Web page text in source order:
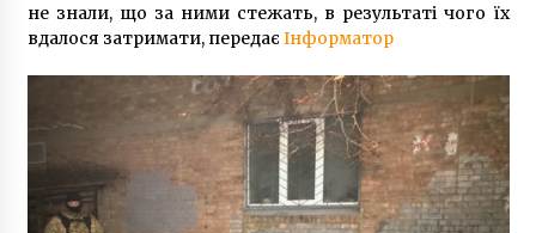
У Києві суд виправдав догхантера Святогора
5 років ago
В центрі Києва представниці ромської
національності обікрали голову офісу ООН
“Жінки в Україні”
5 років ago
не знали, що за ними стежать, в результаті чого їх
вдалося затримати, передає Інформатор